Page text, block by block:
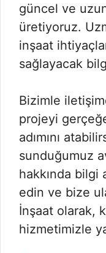
güncel ve
üretiyoruz.
inşaat
sağlayacak
Bizimle
projeyi
adımını
sunduğumuz
hakkında
edin ve bize
İnşaat olarak,
hizmetimizle